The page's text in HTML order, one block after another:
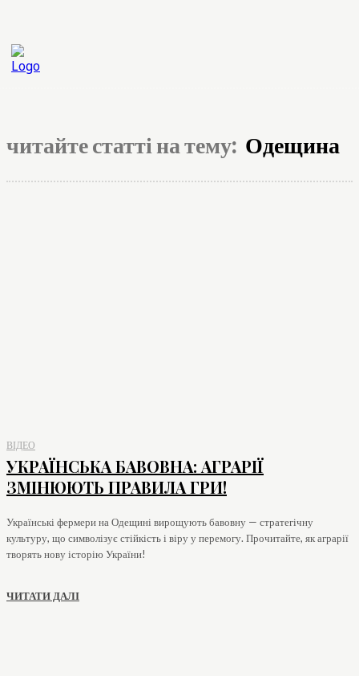
читайте статті на тему: Одещина
ВІДЕО
УКРАЇНСЬКА БАВОВНА: АГРАРІЇ
ЗМІНЮЮТЬ ПРАВИЛА ГРИ!
Українські фермери на Одещині вирощують бавовну — стратегічну
культуру, що символізує стійкість і віру у перемогу. Прочитайте, як аграрії
творять нову історію України!
ЧИТАТИ ДАЛІ